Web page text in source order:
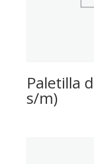
Paletilla
s/m)